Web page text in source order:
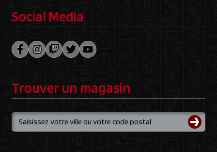
Social Media
Trouver un magasin